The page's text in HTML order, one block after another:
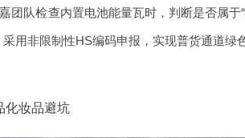
团队检查内置电池能量瓦时，判断是否属
用非限制性HS编码申报，实现普货通道绿
化妆品避坑